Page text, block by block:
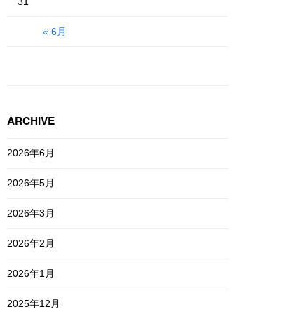
« 6月
ARCHIVE
2026年6月
2026年5月
2026年3月
2026年2月
2026年1月
2025年12月